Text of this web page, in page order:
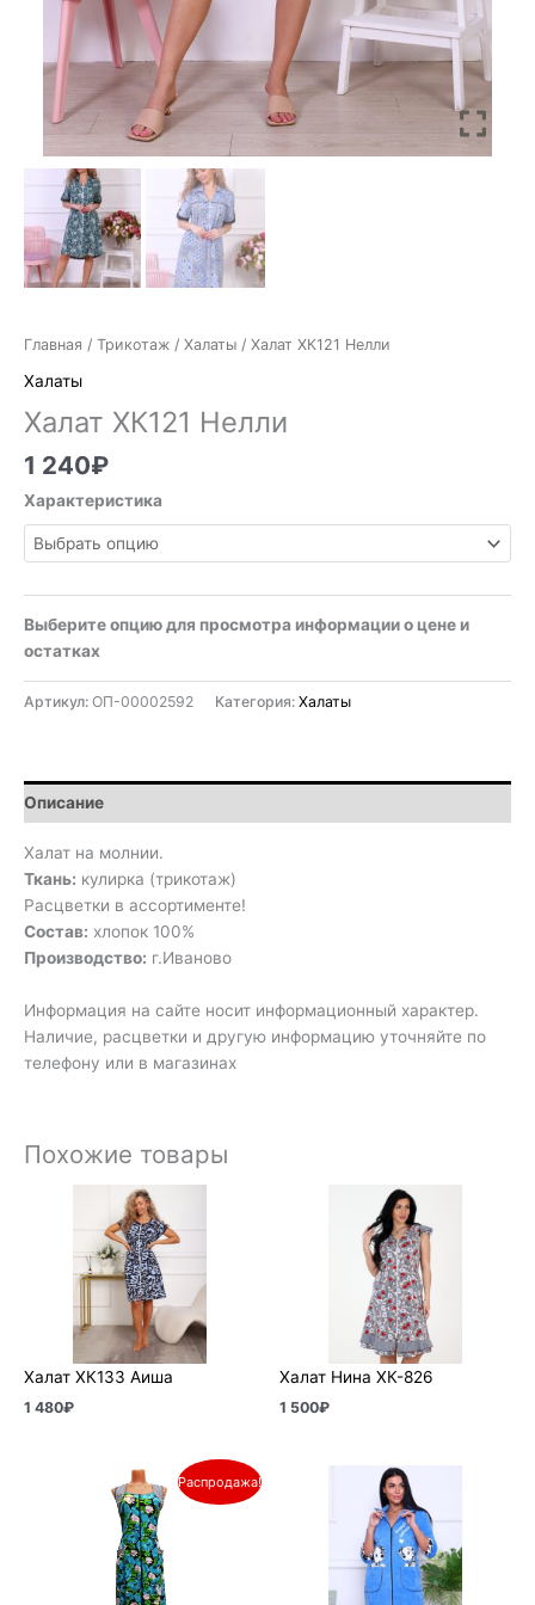
Главная / Трикотаж / Халаты / Халат ХК121 Нелли
Халаты
Халат ХК121 Нелли
1 240₽
Характеристика
Выберите опцию для просмотра информации о цене и
остатках
Артикул: ОП-00002592 Категория: Халаты
Описание
Халат на молнии.
Ткань: кулирка (трикотаж)
Расцветки в ассортименте!
Состав: хлопок 100%
Производство: г.Иваново
Информация на сайте носит информационный характер.
Наличие, расцветки и другую информацию уточняйте по
телефону или в магазинах
Похожие товары
Халат ХК133 Аиша
1 480₽
Халат Нина ХК-826
1 500₽
Распродажа!
Первоначальная
составляла
Текущая
цена:
604₽.